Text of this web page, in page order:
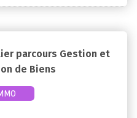
parcours Gestion et
de Biens